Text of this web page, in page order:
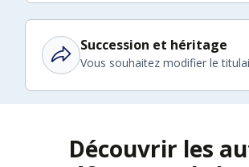
Succession et héritage
Vous souhaitez modifier le
Découvrir les